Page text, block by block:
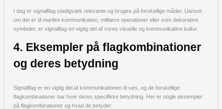
I dag er signalflag stadigvæk relevante og bruges på forskellige måder. Uanset
om det er til maritim kommunikation, militære operationer eller som dekorative
symboler, er signalflag en vigtig del af vores visuelle og kommunikative kultur.
4. Eksempler på flagkombinationer
og deres betydning
Signalflag er en vigtig del af kommunikationen til søs, og de forskellige
flagkombinationer har hver deres specifikke betydning. Her er nogle eksempler
på flagkombinationer og hvad de betyder: